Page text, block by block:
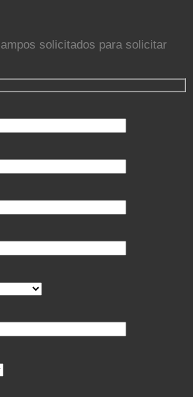
solicitados para solicitar